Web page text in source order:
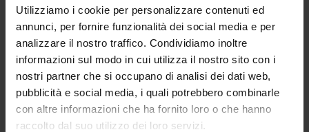
Utilizziamo i cookie per personalizzare contenuti ed
annunci, per fornire funzionalità dei social media e per
analizzare il nostro traffico. Condividiamo inoltre
informazioni sul modo in cui utilizza il nostro sito con i
nostri partner che si occupano di analisi dei dati web,
pubblicità e social media, i quali potrebbero combinarle
con altre informazioni che ha fornito loro o che hanno
raccolto dal suo utilizzo dei loro servizi.
nell'importazione o distribuzione in Italia di macchine
utensili, utensileri...
Padiglione:
Pad. 16Stand: D35
Aggiungi ai preferiti
Vai alla scheda